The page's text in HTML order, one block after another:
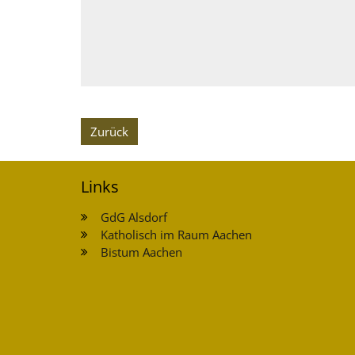
Zurück
Links
GdG Alsdorf
Katholisch im Raum Aachen
Bistum Aachen